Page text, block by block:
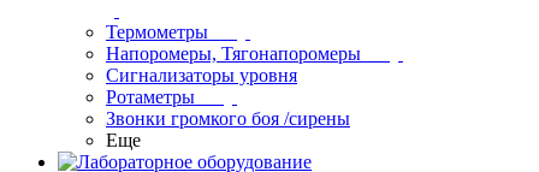
Термометры
Напоромеры, Тягонапоромеры
Сигнализаторы уровня
Ротаметры
Звонки громкого боя /сирены
Еще